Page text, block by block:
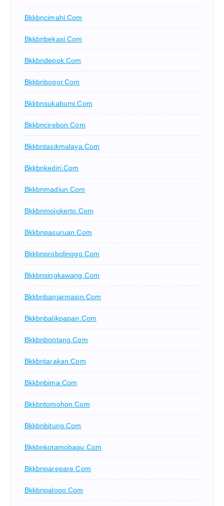
Bkkbncimahi.com
Bkkbnbekasi.com
Bkkbndepok.com
Bkkbnbogor.com
Bkkbnsukabumi.com
Bkkbncirebon.com
Bkkbntasikmalaya.com
Bkkbnkediri.com
Bkkbnmadiun.com
Bkkbnmojokerto.com
Bkkbnpasuruan.com
Bkkbnprobolinggo.com
Bkkbnsingkawang.com
Bkkbnbanjarmasin.com
Bkkbnbalikpapan.com
Bkkbnbontang.com
Bkkbntarakan.com
Bkkbnbima.com
Bkkbntomohon.com
Bkkbnbitung.com
Bkkbnkotamobagu.com
Bkkbnparepare.com
Bkkbnpalopo.com